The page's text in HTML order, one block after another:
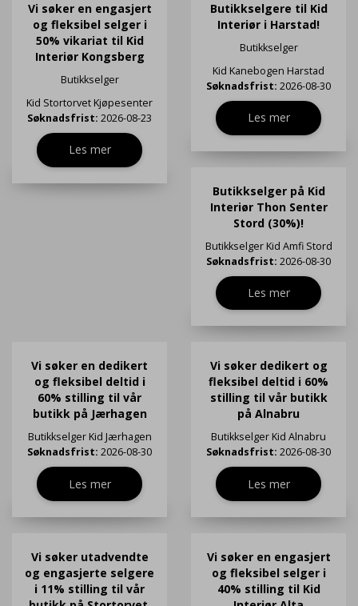
Vi søker en engasjert
og fleksibel selger i
50% vikariat til Kid
Interiør Kongsberg
Butikkselger
Kid Stortorvet Kjøpesenter
Søknadsfrist: 2026-08-23
Les mer
Butikkselgere til Kid
Interiør i Harstad!
Butikkselger
Kid Kanebogen Harstad
Søknadsfrist: 2026-08-30
Les mer
Butikkselger på Kid
Interiør Thon Senter
Stord (30%)!
Butikkselger Kid Amfi Stord
Søknadsfrist: 2026-08-30
Les mer
Vi søker en dedikert
og fleksibel deltid i
60% stilling til vår
butikk på Jærhagen
Butikkselger Kid Jærhagen
Søknadsfrist: 2026-08-30
Les mer
Vi søker dedikert og
fleksibel deltid i 60%
stilling til vår butikk
på Alnabru
Butikkselger Kid Alnabru
Søknadsfrist: 2026-08-30
Les mer
Vi søker utadvendte
og engasjerte selgere
i 11% stilling til vår
Vi søker en engasjert
og fleksibel selger i
40% stilling til Kid